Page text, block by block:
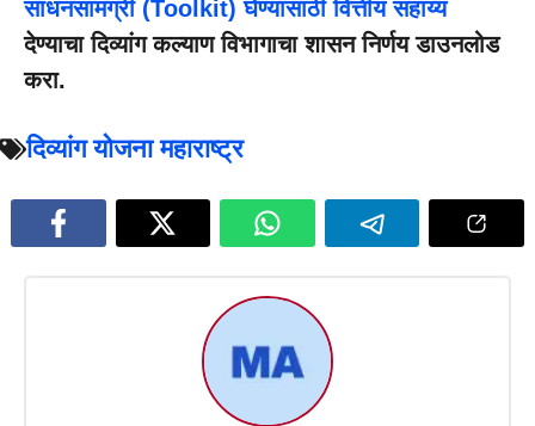
साधनसामग्री (Toolkit) घेण्यासाठी वित्तीय सहाय्य
देण्याचा दिव्यांग कल्याण विभागाचा शासन निर्णय डाउनलोड
करा.
दिव्यांग योजना महाराष्ट्र